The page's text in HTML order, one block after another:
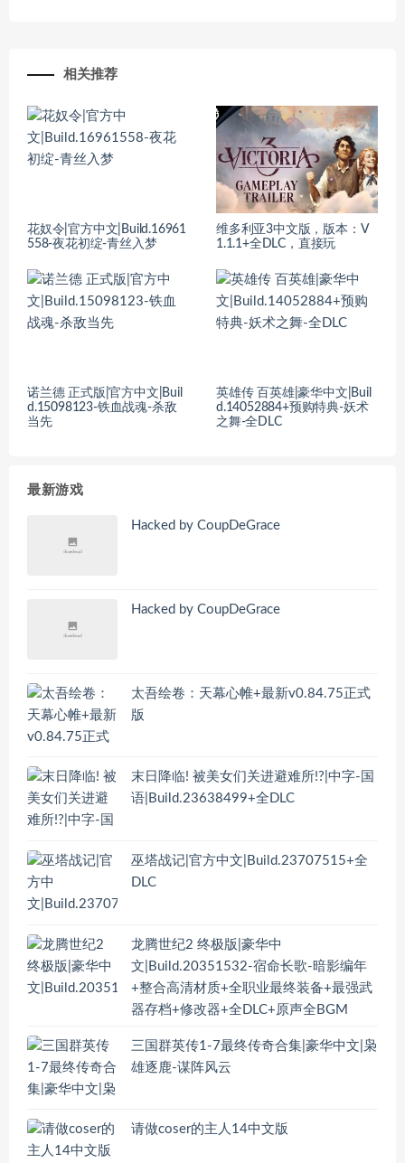
相关推荐
花奴令|官方中文|Build.16961
558-夜花初绽-青丝入梦
维多利亚3中文版，版本：V
1.1.1+全DLC，直接玩
诺兰德 正式版|官方中文|Buil
d.15098123-铁血战魂-杀敌
当先
英雄传 百英雄|豪华中文|Buil
d.14052884+预购特典-妖术
之舞-全DLC
最新游戏
Hacked by CoupDeGrace
Hacked by CoupDeGrace
太吾绘卷：天幕心帷+最新v0.84.75正式
版
末日降临! 被美女们关进避难所!?|中字-国
语|Build.23638499+全DLC
巫塔战记|官方中文|Build.23707515+全
DLC
龙腾世纪2 终极版|豪华中
文|Build.20351532-宿命长歌-暗影编年
+整合高清材质+全职业最终装备+最强武
器存档+修改器+全DLC+原声全BGM
三国群英传1-7最终传奇合集|豪华中文|枭
雄逐鹿-谋阵风云
请做coser的主人14中文版